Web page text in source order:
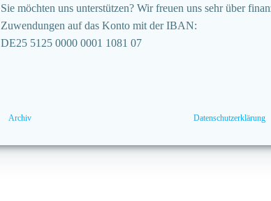
Sie möchten uns unterstützen? Wir freuen uns sehr über
Zuwendungen auf das Konto mit der IBAN:
DE25 5125 0000 0001 1081 07
Archiv Datenschutzerklärung